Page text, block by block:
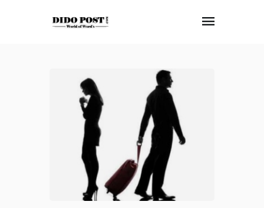
HOME
ABOUT
ARTICLES
FRANKLY SPEAKING
VIDEOS
CONTACT